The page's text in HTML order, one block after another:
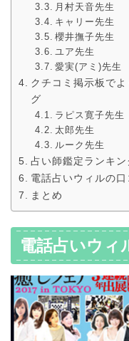
月村天音先生
キャリー先生
櫻井撫子先生
ユア先生
愛実(アミ)先生
クチコミ掲示板で
グ
ラピス寛子先生
太郎先生
ルーク先生
占い師鑑定ランキン
電話占いウィルの
まとめ
電話占いウィ